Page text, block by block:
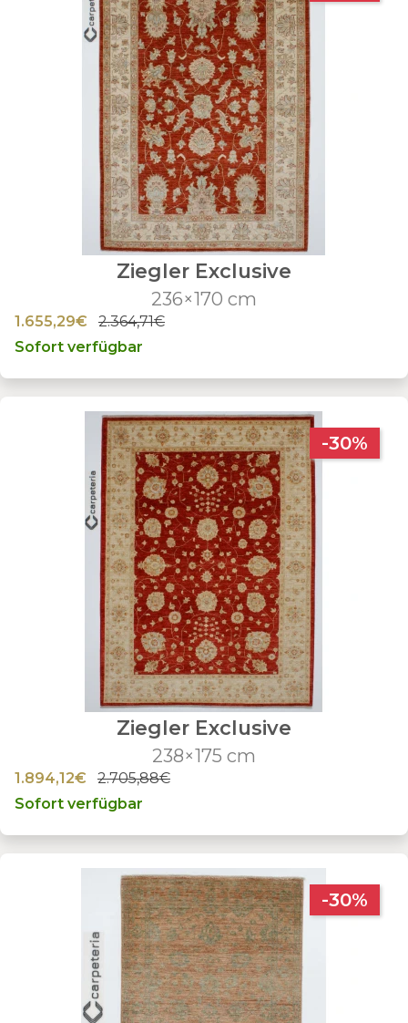
Ziegler Exclusive
236×170 cm
1.655,29€
2.364,71€
Sofort verfügbar
-30%
Ziegler Exclusive
238×175 cm
1.894,12€
2.705,88€
Sofort verfügbar
-30%